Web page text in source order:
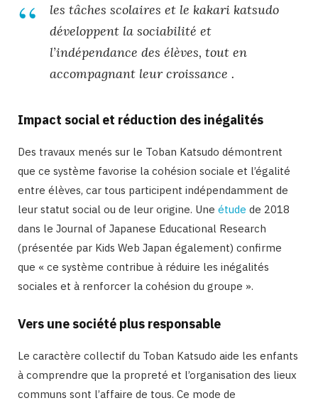
les tâches scolaires et le kakari katsudo
développent la sociabilité et
l’indépendance des élèves, tout en
accompagnant leur croissance .
Impact social et réduction des inégalités
Des travaux menés sur le Toban Katsudo démontrent
que ce système favorise la cohésion sociale et l’égalité
entre élèves, car tous participent indépendamment de
leur statut social ou de leur origine. Une étude de 2018
dans le Journal of Japanese Educational Research
(présentée par Kids Web Japan également) confirme
que « ce système contribue à réduire les inégalités
sociales et à renforcer la cohésion du groupe ».​
Vers une société plus responsable
Le caractère collectif du Toban Katsudo aide les enfants
à comprendre que la propreté et l’organisation des lieux
communs sont l’affaire de tous. Ce mode de